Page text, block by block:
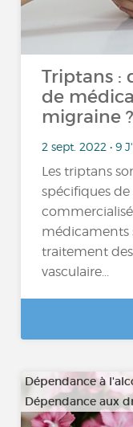
Triptans :
de
migraine ?
2 sept. 2022 • 9
Les triptans
spécifiques
médicaments
traitement des
vasculaire...
Dépendance à
Dépendance aux
…